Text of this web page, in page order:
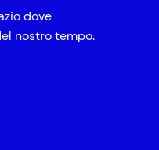
dove
nostro tempo.